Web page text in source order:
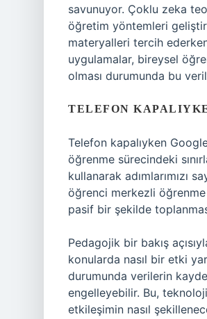
savunuyor. Çoklu zeka
öğretim yöntemleri
materyalleri tercih
uygulamalar, bireysel
olması durumunda bu
TELEFON
Telefon kapalıyken
öğrenme sürecindeki
kullanarak adımlarımızı
öğrenci merkezli
pasif bir şekilde
Pedagojik bir bakış
konularda nasıl bir etki
durumunda verilerin
engelleyebilir. Bu,
etkileşimin nasıl